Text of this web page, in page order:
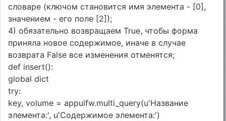
словаре (ключом становится имя элемента - [0],
значением - его поле [2]);
4) обязательно возвращаем True, чтобы форма
приняла новое содержимое, иначе в случае
возврата False все изменения отменятся;
def insert():
global dict
try:
key, volume = appuifw.multi_query(u'Название
элемента:', u'Содержимое элемента:')